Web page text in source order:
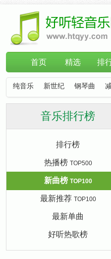
首页 精选 排
纯音乐 新世纪 钢琴曲
音乐排行榜
排行榜
热播榜 TOP500
新曲榜 TOP100
最新推荐 TOP100
最新单曲
好听热歌榜